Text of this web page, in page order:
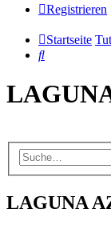
Registrieren
Startseite
Suche
LAGUNA